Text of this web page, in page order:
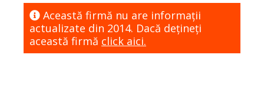
Această firmă nu are informaţii
actualizate din 2014. Dacă dețineți
această firmă click aici.